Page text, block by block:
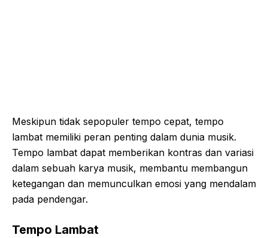
Meskipun tidak sepopuler tempo cepat, tempo
lambat memiliki peran penting dalam dunia musik.
Tempo lambat dapat memberikan kontras dan variasi
dalam sebuah karya musik, membantu membangun
ketegangan dan memunculkan emosi yang mendalam
pada pendengar.
Tempo Lambat